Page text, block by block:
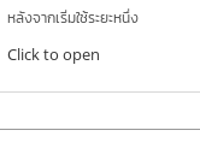
หลังจากเริ่มใช้ระยะหนึ่ง
Click to open